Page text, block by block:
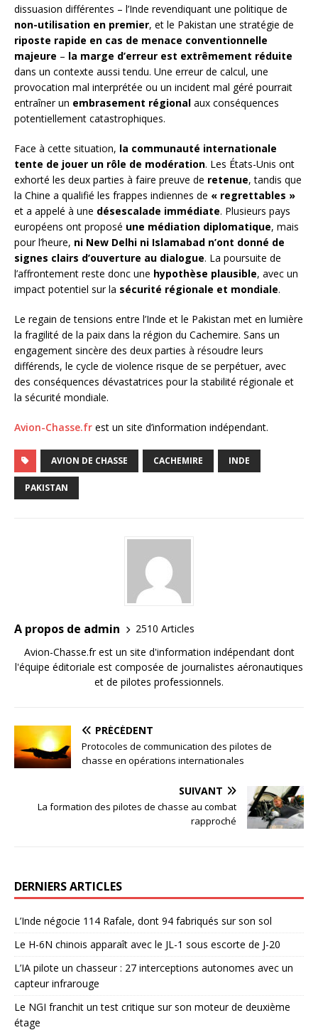
dissuasion différentes – l’Inde revendiquant une politique de
non-utilisation en premier, et le Pakistan une stratégie de
riposte rapide en cas de menace conventionnelle
majeure – la marge d’erreur est extrêmement réduite
dans un contexte aussi tendu. Une erreur de calcul, une
provocation mal interprétée ou un incident mal géré pourrait
entraîner un embrasement régional aux conséquences
potentiellement catastrophiques.
Face à cette situation, la communauté internationale
tente de jouer un rôle de modération. Les États-Unis ont
exhorté les deux parties à faire preuve de retenue, tandis que
la Chine a qualifié les frappes indiennes de « regrettables »
et a appelé à une désescalade immédiate. Plusieurs pays
européens ont proposé une médiation diplomatique, mais
pour l’heure, ni New Delhi ni Islamabad n’ont donné de
signes clairs d’ouverture au dialogue. La poursuite de
l’affrontement reste donc une hypothèse plausible, avec un
impact potentiel sur la sécurité régionale et mondiale.
Le regain de tensions entre l’Inde et le Pakistan met en lumière
la fragilité de la paix dans la région du Cachemire. Sans un
engagement sincère des deux parties à résoudre leurs
différends, le cycle de violence risque de se perpétuer, avec
des conséquences dévastatrices pour la stabilité régionale et
la sécurité mondiale.
Avion-Chasse.fr est un site d’information indépendant.
AVION DE CHASSE CACHEMIRE INDE
PAKISTAN
A propos de admin
2510 Articles
Avion-Chasse.fr est un site d'information indépendant dont
l'équipe éditoriale est composée de journalistes aéronautiques
et de pilotes professionnels.
PRÉCÉDENT
Protocoles de communication des pilotes de
chasse en opérations internationales
SUIVANT
La formation des pilotes de chasse au combat
rapproché
DERNIERS ARTICLES
L’Inde négocie 114 Rafale, dont 94 fabriqués sur son sol
Le H-6N chinois apparaît avec le JL-1 sous escorte de J-20
L’IA pilote un chasseur : 27 interceptions autonomes avec un
capteur infrarouge
Le NGI franchit un test critique sur son moteur de deuxième
étage